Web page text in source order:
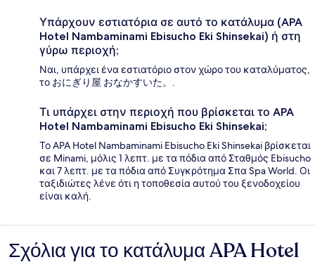
Υπάρχουν εστιατόρια σε αυτό το κατάλυμα (APA
Hotel Nambaminami Ebisucho Eki Shinsekai) ή στη
γύρω περιοχή;
Ναι, υπάρχει ένα εστιατόριο στον χώρο του καταλύματος,
το おにぎり屋 おなかすいた。.
Τι υπάρχει στην περιοχή που βρίσκεται το APA
Hotel Nambaminami Ebisucho Eki Shinsekai;
Το APA Hotel Nambaminami Ebisucho Eki Shinsekai βρίσκεται
σε Minami, μόλις 1 λεπτ. με τα πόδια από Σταθμός Ebisucho
και 7 λεπτ. με τα πόδια από Συγκρότημα Σπα Spa World. Οι
ταξιδιώτες λένε ότι η τοποθεσία αυτού του ξενοδοχείου
είναι καλή.
Σχόλια
Σχόλια για το κατάλυμα APA Hotel